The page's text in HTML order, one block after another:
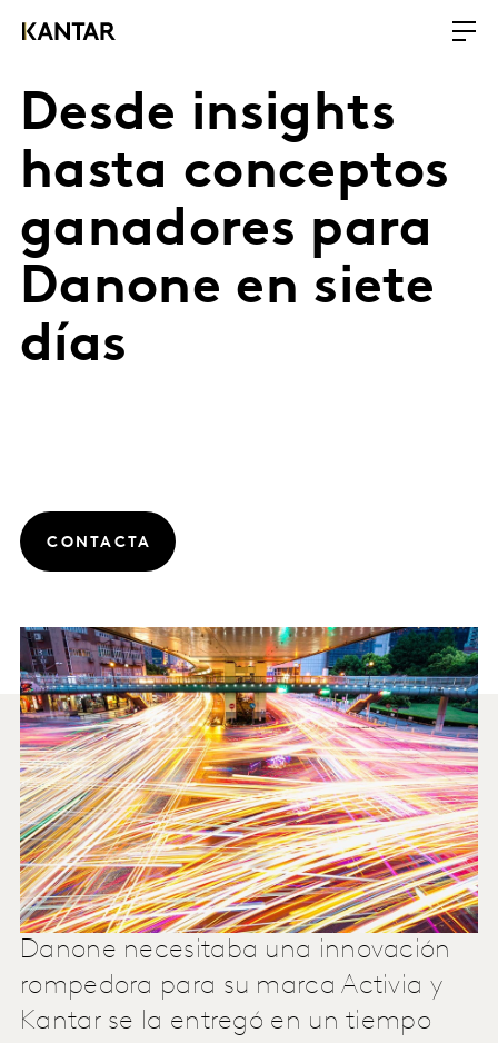
Desde insights
hasta conceptos
ganadores para
Danone en siete
días
CONTACTA
Danone necesitaba una innovación
rompedora para su marca Activia y
Kantar se la entregó en un tiempo